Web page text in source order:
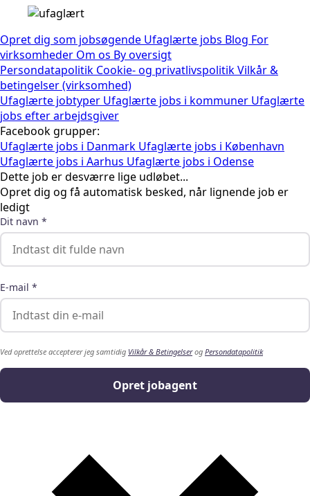
Opret dig som jobsøgende Ufaglærte jobs Blog For
virksomheder Om os By oversigt
Persondatapolitik Cookie- og privatlivspolitikVilkår &
betingelser (virksomhed)
Ufaglærte jobtyper Ufaglærte jobs i kommuner Ufaglærte
jobs efter arbejdsgiver
Facebook grupper:
Ufaglærte jobs i Danmark Ufaglærte jobs i København
Ufaglærte jobs i Aarhus Ufaglærte jobs i Odense
Dette job er desværre lige udløbet...
Opret dig og få automatisk besked, når lignende job er
ledigt
Dit navn *
E-mail *
Ved oprettelse accepterer jeg samtidig Vilkår & Betingelserog Persondatapolitik
Opret jobagent